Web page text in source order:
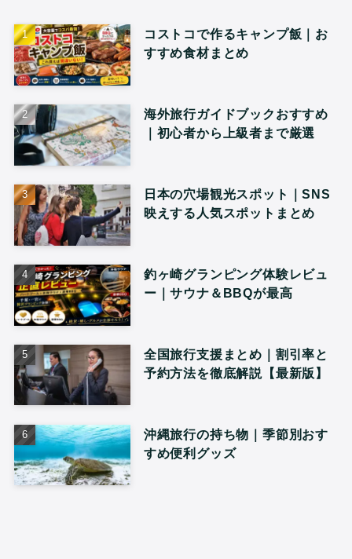
コストコで作るキャンプ飯｜お
すすめ食材まとめ
海外旅行ガイドブックおすすめ
｜初心者から上級者まで厳選
日本の穴場観光スポット｜SNS
映えする人気スポットまとめ
釣ヶ崎グランピング体験レビュ
ー｜サウナ＆BBQが最高
全国旅行支援まとめ｜割引率と
予約方法を徹底解説【最新版】
沖縄旅行の持ち物｜季節別おす
すめ便利グッズ